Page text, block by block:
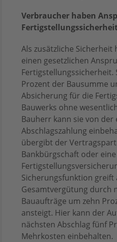
Verbraucher haben
Als zusätzliche Sicherheit
einen gesetzlichen
Fertigstellungssicherheit.
Prozent der Bausumme
Absicherung für die
Bauwerks ohne
Bauherr kann sie von der
Abschlagszahlung
übergibt der
Bankbürgschaft oder eine
Sicherungsfunktion greift
Gesamtvergütung durch
Bauaufträge um zehn
ansteigt. Hier kann der
nächsten Abschlag fünf
Mehrkosten einbehalten.